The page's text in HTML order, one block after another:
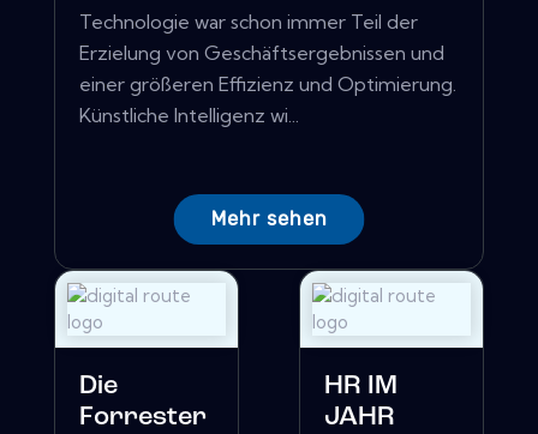
Technologie war schon immer Teil der
Erzielung von Geschäftsergebnissen und
einer größeren Effizienz und Optimierung.
Künstliche Intelligenz wi...
Mehr sehen
Die
Forrester
HR IM
JAHR